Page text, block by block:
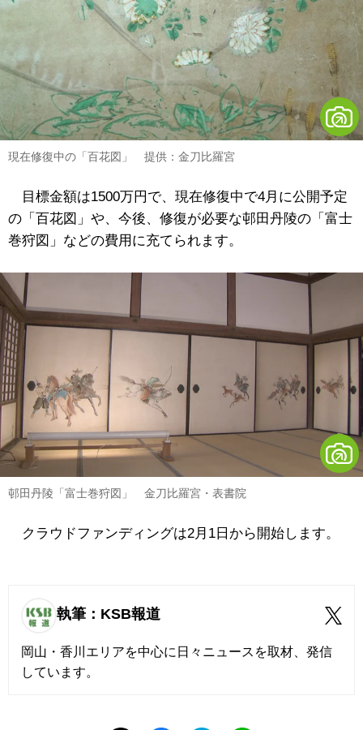
現在修復中の「百花図」 提供：金刀比羅宮
目標金額は1500万円で、現在修復中で4月に公開予定
の「百花図」や、今後、修復が必要な邨田丹陵の「富士
巻狩図」などの費用に充てられます。
邨田丹陵「富士巻狩図」 金刀比羅宮・表書院
クラウドファンディングは2月1日から開始します。
執筆：KSB報道
岡山・香川エリアを中心に日々ニュースを取材、発信
しています。